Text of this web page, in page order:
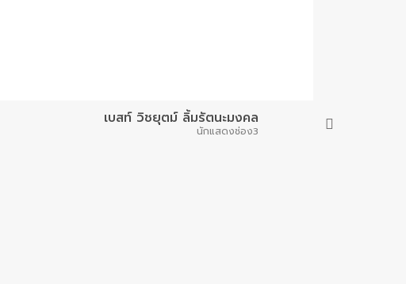
เบสท์ วิชยุตม์ ลิ้มรัตนะมงคล
นักแสดงช่อง3